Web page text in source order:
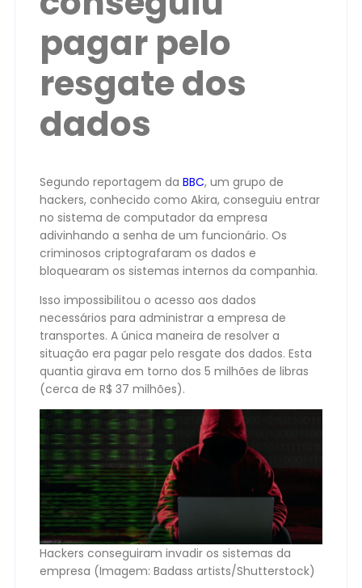
pagar pelo
resgate dos
dados
Segundo reportagem da BBC, um grupo de
hackers, conhecido como Akira, conseguiu entrar
no sistema de computador da empresa
adivinhando a senha de um funcionário. Os
criminosos criptografaram os dados e
bloquearam os sistemas internos da companhia.
Isso impossibilitou o acesso aos dados
necessários para administrar a empresa de
transportes. A única maneira de resolver a
situação era pagar pelo resgate dos dados. Esta
quantia girava em torno dos 5 milhões de libras
(cerca de R$ 37 milhões).
Hackers conseguiram invadir os sistemas da
empresa (Imagem: Badass artists/Shutterstock)